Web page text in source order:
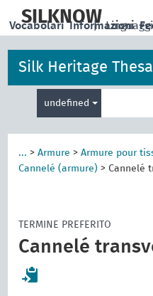
main
SILKNOW
|
Vocabolari Informazioni
Silk Heritage
undefined
per
la
ricerca
... >Armure >Armure pour
Cannelé (armure) > Cannelé
TERMINE PREFERITO
Cannelé